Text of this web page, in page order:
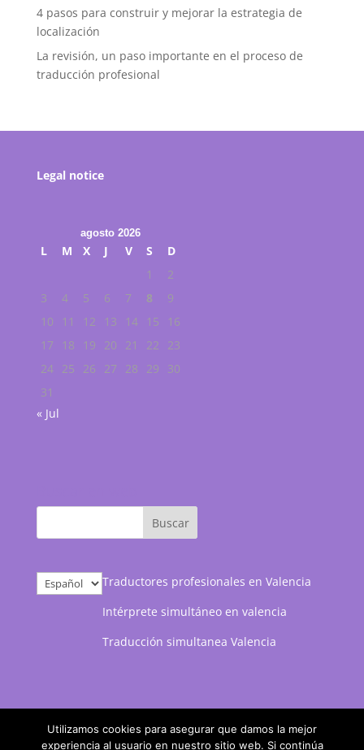
4 pasos para construir y mejorar la estrategia de
localización
La revisión, un paso importante en el proceso de
traducción profesional
Legal notice
agosto 2026
L M X J V S
D
1
2
3
4 5 6 7 8
9
10
11 12 13 14 15
16
17
18 19 20 21 22
23
24 25 26 27 28 29
30
31
« Jul
Elegir
un
Traductores profesionales en Valencia
Intérprete simultáneo en valencia
Traducción simultanea Valencia
Utilizamos cookies para asegurar que damos la mejor
experiencia al usuario en nuestro sitio web. Si continúa